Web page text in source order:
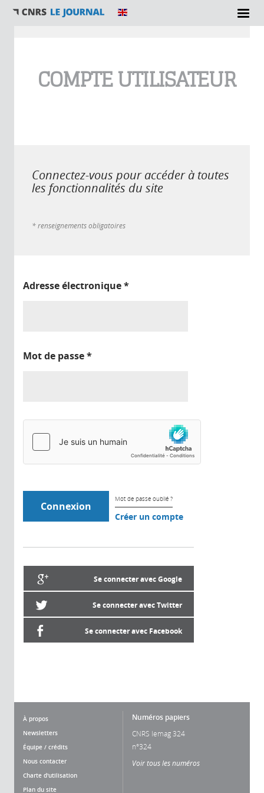
COMPTE UTILISATEUR
Connectez-vous pour accéder à toutes
les fonctionnalités du site
* renseignements obligatoires
Adresse électronique*
Mot de passe*
Mot de passe oublié ?
Créer un compte
Se connecter avec Google
Se connecter avec Twitter
Se connecter avec Facebook
À propos
Newsletters
Équipe / crédits
Nous contacter
Charte d'utilisation
Plan du site
Numéros papiers
CNRS lemag 324
n°324
Voir tous les numéros